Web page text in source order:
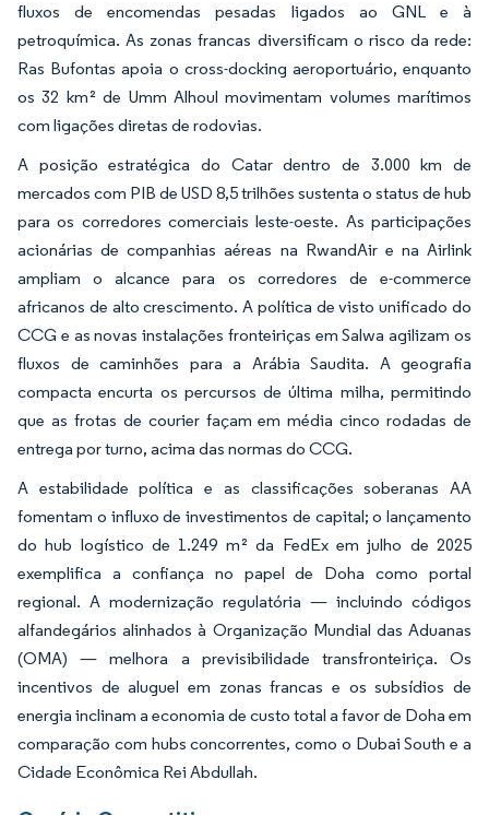
fluxos de encomendas pesadas ligados ao GNL e à
petroquímica. As zonas francas diversificam o risco da rede:
Ras Bufontas apoia o cross-docking aeroportuário, enquanto
os 32 km² de Umm Alhoul movimentam volumes marítimos
com ligações diretas de rodovias.
A posição estratégica do Catar dentro de 3.000 km de
mercados com PIB de USD 8,5 trilhões sustenta o status de hub
para os corredores comerciais leste-oeste. As participações
acionárias de companhias aéreas na RwandAir e na Airlink
ampliam o alcance para os corredores de e-commerce
africanos de alto crescimento. A política de visto unificado do
CCG e as novas instalações fronteiriças em Salwa agilizam os
fluxos de caminhões para a Arábia Saudita. A geografia
compacta encurta os percursos de última milha, permitindo
que as frotas de courier façam em média cinco rodadas de
entrega por turno, acima das normas do CCG.
A estabilidade política e as classificações soberanas AA
fomentam o influxo de investimentos de capital; o lançamento
do hub logístico de 1.249 m² da FedEx em julho de 2025
exemplifica a confiança no papel de Doha como portal
regional. A modernização regulatória — incluindo códigos
alfandegários alinhados à Organização Mundial das Aduanas
(OMA) — melhora a previsibilidade transfronteiriça. Os
incentivos de aluguel em zonas francas e os subsídios de
energia inclinam a economia de custo total a favor de Doha em
comparação com hubs concorrentes, como o Dubai South e a
Cidade Econômica Rei Abdullah.